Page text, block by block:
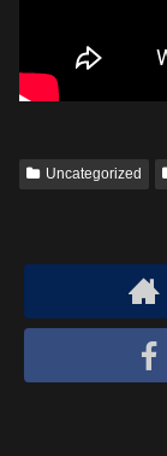
Uncategorized